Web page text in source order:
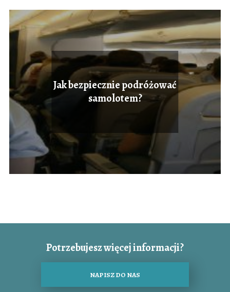
Jak bezpiecznie podróżować
samolotem?
Potrzebujesz więcej informacji?
NAPISZ DO NAS